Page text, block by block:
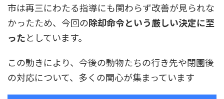
市は再三にわたる指導にも関わらず改善が見られな
かったため、今回の除却命令という厳しい決定に至
ったとしています。
この動きにより、今後の動物たちの行き先や閉園後
の対応について、多くの関心が集まっています